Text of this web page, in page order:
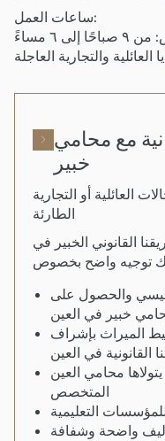
ساعات العمل:
٦ مساءً
والتجارية العاجلة
مع محامي
خبير
العائلية أو التجارية
الطارئة
القانوني الخبير في
والحصول على
خبير في العين
الميراث بإشراف
القانونية في العين
يتولاها محامي العين
المتخصص
التعليمية
واضحة وشفافة